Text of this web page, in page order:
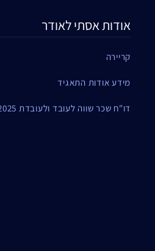
אודות אסתי לאודר
קריירה
מידע אודות התאגיד
דו"ח שכר שווה לעובד ולעובדת 2025